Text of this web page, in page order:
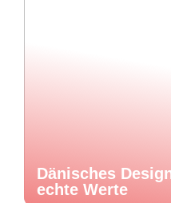
Dänisches
echte Werte